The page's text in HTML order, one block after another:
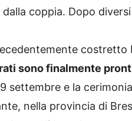
coppia. Dopo
costretto
sono finalmente
settembre e la
nella provincia di